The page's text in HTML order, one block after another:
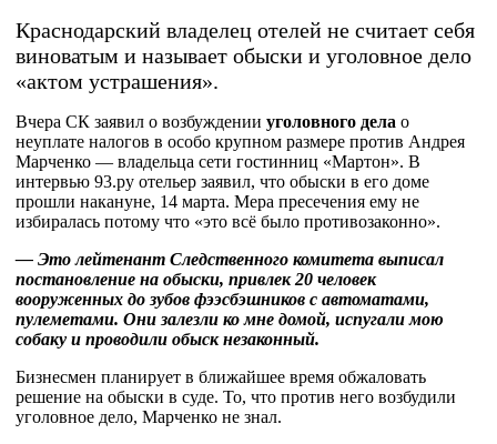
Краснодарский владелец отелей не считает себя
виноватым и называет обыски и уголовное дело
«актом устрашения».
Вчера СК заявил о возбуждении уголовного дела о
неуплате налогов в особо крупном размере против Андрея
Марченко — владельца сети гостинниц «Мартон». В
интервью 93.ру отельер заявил, что обыски в его доме
прошли накануне, 14 марта. Мера пресечения ему не
избиралась потому что «это всё было противозаконно».
— Это лейтенант Следственного комитета выписал
постановление на обыски, привлек 20 человек
вооруженных до зубов фээсбэшников с автоматами,
пулеметами. Они залезли ко мне домой, испугали мою
собаку и проводили обыск незаконный.
Бизнесмен планирует в ближайшее время обжаловать
решение на обыски в суде. То, что против него возбудили
уголовное дело, Марченко не знал.